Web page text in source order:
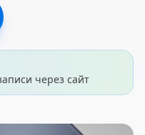
через сайт